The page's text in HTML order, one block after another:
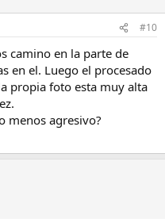
#10
camino en la parte de
en el. Luego el procesado
propia foto esta muy alta
menos agresivo?